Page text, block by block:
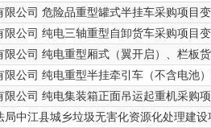
限公司 危险品重型罐式半挂车采购项目
限公司 纯电三轴重型自卸货车采购项目
限公司 纯电重型厢式（翼开启）、栏板
限公司 纯电重型半挂牵引车（不含电池
限公司 纯电集装箱正面吊运起重机采购
局中江县城乡垃圾无害化资源化处理建